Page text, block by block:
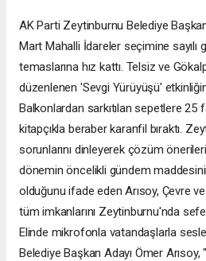
AK Parti Zeytinburnu Belediye
Mart Mahalli İdareler seçimine sayılı
temaslarına hız kattı. Telsiz ve
düzenlenen 'Sevgi Yürüyüşü'
Balkonlardan sarkıtılan sepetlere 25
kitapçıkla beraber karanfil bıraktı.
sorunlarını dinleyerek çözüm
dönemin öncelikli gündem
olduğunu ifade eden Arısoy, Çevre ve
tüm imkanlarını Zeytinburnu'nda
Elinde mikrofonla vatandaşlarla
Belediye Başkan Adayı Ömer Arısoy,